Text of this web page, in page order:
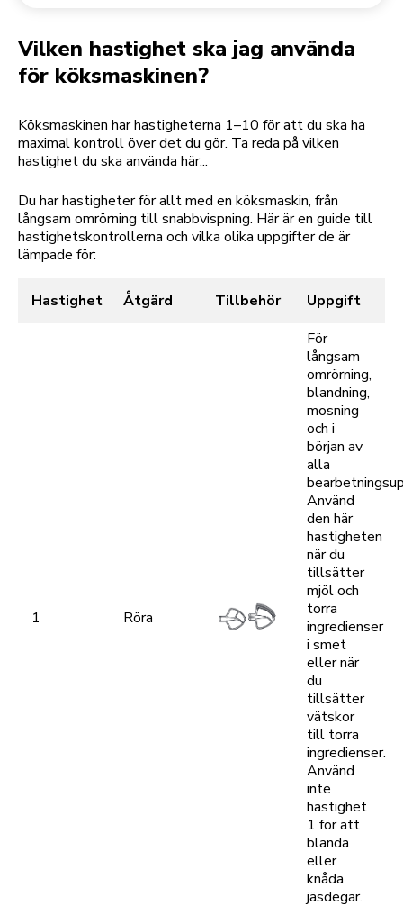
Vilken hastighet ska jag använda
för köksmaskinen?
Köksmaskinen har hastigheterna 1–10 för att du ska ha
maximal kontroll över det du gör. Ta reda på vilken
hastighet du ska använda här...
Du har hastigheter för allt med en köksmaskin, från
långsam omrörning till snabbvispning. Här är en guide till
hastighetskontrollerna och vilka olika uppgifter de är
lämpade för:
Hastighet Åtgärd Tillbehör Uppgift
1 Röra
För
långsam
omrörning,
blandning,
mosning
och i
början av
alla
Använd
den här
hastigheten
när du
tillsätter
mjöl och
torra
ingredienser
i smet
eller när
du
tillsätter
vätskor
till torra
ingredienser.
Använd
inte
hastighet
1 för att
blanda
eller
knåda
jäsdegar.